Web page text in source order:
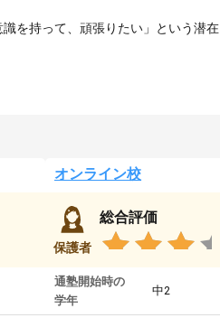
を持って、頑張りたい」という潜在
オンライン校
保護者
総合評価
通塾開始時の
学年
中2